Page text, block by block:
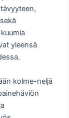
yleensä
kolme-neljä